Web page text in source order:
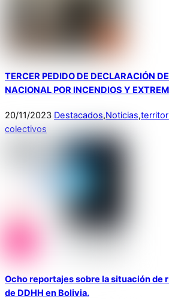
TERCER PEDIDO DE DECLARACIÓN
NACIONAL POR INCENDIOS Y
20/11/2023 Destacados,Noticias,
colectivos
Ocho reportajes sobre la situación de
de DDHH en Bolivia.